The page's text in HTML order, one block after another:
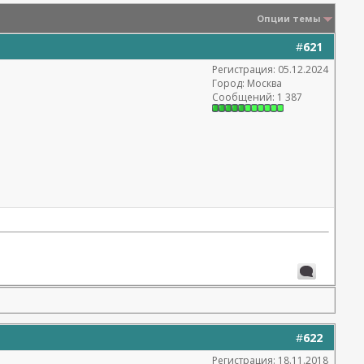
Опции темы
#621
Регистрация: 05.12.2024
Город: Москва
Сообщений: 1 387
#622
Регистрация: 18.11.2018